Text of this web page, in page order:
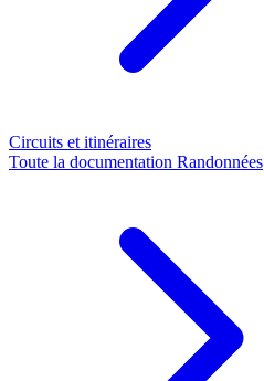
Circuits et itinéraires
Toute la documentation Randonnées